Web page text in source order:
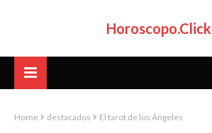
Horoscopo.Click
Home destacados El tarot de los Ángeles